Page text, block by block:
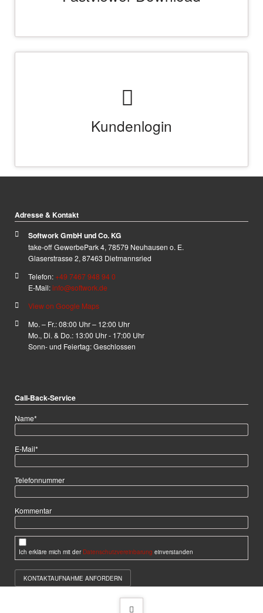
Hier können Sie sich am geschützten Kundenbereich
LOGIN
Adresse & Kontakt
Softwork GmbH und Co. KG
take-off GewerbePark 4, 78579 Neuhausen o. E.
Glaserstrasse 2, 87463 Dietmannsried
Telefon: +49 7467 948 94 0
E-Mail:info@softwork.de
View on Google Maps
Mo. – Fr.: 08:00 Uhr – 12:00 Uhr
Mo., Di. & Do.: 13:00 Uhr - 17:00 Uhr
Sonn- und Feiertag: Geschlossen
Call-Back-Service
Pflichtfeld
Name*
Pflichtfeld
E-Mail*
Telefonnummer
Kommentar
Ich erkläre mich mit der Datenschutzvereinbarung einverstanden
KONTAKTAUFNAHME ANFORDERN